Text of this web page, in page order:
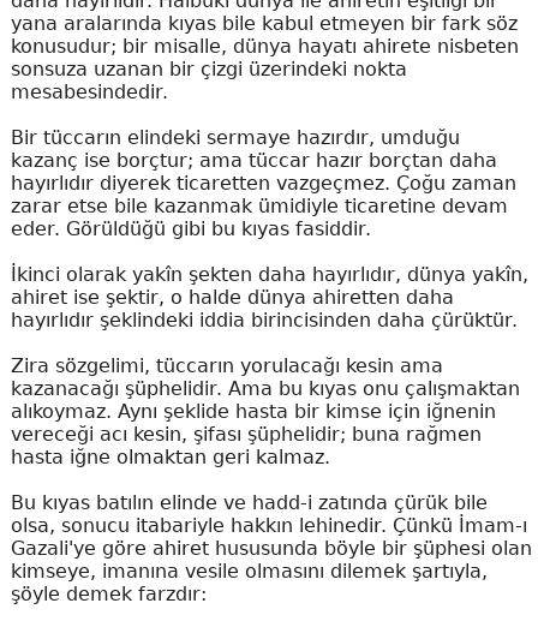
yana aralarında kıyas bile kabul etmeyen bir fark söz
konusudur; bir misalle, dünya hayatı ahirete nisbeten
sonsuza uzanan bir çizgi üzerindeki nokta
mesabesindedir.
Bir tüccarın elindeki sermaye hazırdır, umduğu
kazanç ise borçtur; ama tüccar hazır borçtan daha
hayırlıdır diyerek ticaretten vazgeçmez. Çoğu zaman
zarar etse bile kazanmak ümidiyle ticaretine devam
eder. Görüldüğü gibi bu kıyas fasiddir.
İkinci olarak yakîn şekten daha hayırlıdır, dünya yakîn,
ahiret ise şektir, o halde dünya ahiretten daha
hayırlıdır şeklindeki iddia birincisinden daha çürüktür.
Zira sözgelimi, tüccarın yorulacağı kesin ama
kazanacağı şüphelidir. Ama bu kıyas onu çalışmaktan
alıkoymaz. Aynı şeklide hasta bir kimse için iğnenin
vereceği acı kesin, şifası şüphelidir; buna rağmen
hasta iğne olmaktan geri kalmaz.
Bu kıyas batılın elinde ve hadd-i zatında çürük bile
olsa, sonucu itabariyle hakkın lehinedir. Çünkü İmam-ı
Gazali'ye göre ahiret hususunda böyle bir şüphesi olan
kimseye, imanına vesile olmasını dilemek şartıyla,
şöyle demek farzdır: